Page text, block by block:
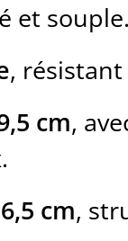
et
,
cm,
cm,